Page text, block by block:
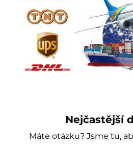
Nejčastější
Máte otázku? Jsme tu,